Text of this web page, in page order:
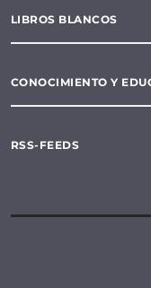
LIBROS BLANCOS
CONOCIMIENTO Y
RSS-FEEDS